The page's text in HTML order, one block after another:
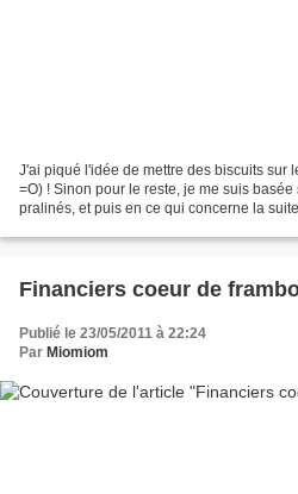
J'ai piqué l'idée de mettre des biscuits sur
=O) ! Sinon pour le reste, je me suis
pralinés, et puis en ce qui concerne la
Financiers coeur de
Publié le 23/05/2011 à 22:24
Par Miomiom